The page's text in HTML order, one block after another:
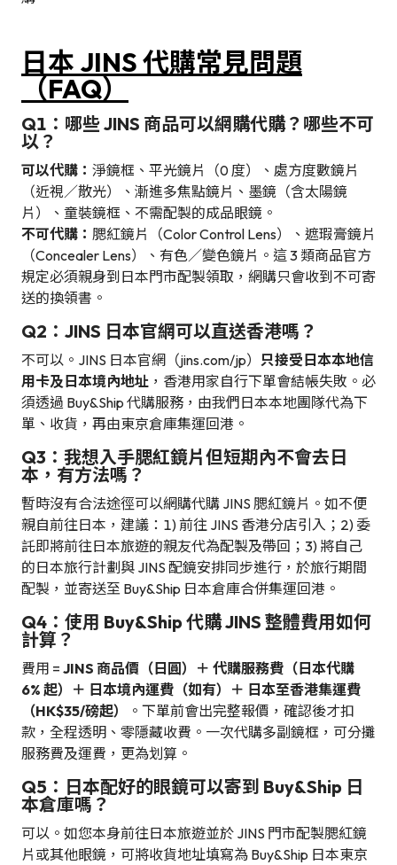
日本 JINS 代購常見問題
（FAQ）
Q1：哪些 JINS 商品可以網購代購？哪些不可
以？
可以代購： 淨鏡框、平光鏡片（0 度）、處方度數鏡片
（近視／散光）、漸進多焦點鏡片、墨鏡（含太陽鏡
片）、童裝鏡框、不需配製的成品眼鏡。
不可代購： 腮紅鏡片（Color Control Lens）、遮瑕膏鏡片
（Concealer Lens）、有色／變色鏡片。這 3 類商品官方
規定必須親身到日本門市配製領取，網購只會收到不可寄
送的換領書。
Q2：JINS 日本官網可以直送香港嗎？
不可以。JINS 日本官網（jins.com/jp） 只接受日本本地信
用卡及日本境內地址 ，香港用家自行下單會結帳失敗。必
須透過 Buy&Ship 代購服務，由我們日本本地團隊代為下
單、收貨，再由東京倉庫集運回港。
Q3：我想入手腮紅鏡片但短期內不會去日
本，有方法嗎？
暫時沒有合法途徑可以網購代購 JINS 腮紅鏡片。如不便
親自前往日本，建議：1) 前往 JINS 香港分店引入；2) 委
託即將前往日本旅遊的親友代為配製及帶回；3) 將自己
的日本旅行計劃與 JINS 配鏡安排同步進行，於旅行期間
配製，並寄送至 Buy&Ship 日本倉庫合併集運回港。
Q4：使用 Buy&Ship 代購 JINS 整體費用如何
計算？
費用 = JINS 商品價（日圓）＋ 代購服務費（日本代購
6% 起）＋ 日本境內運費（如有）＋ 日本至香港集運費
（HK$35/磅起）
。下單前會出完整報價，確認後才扣
款，全程透明、零隱藏收費。一次代購多副鏡框，可分攤
服務費及運費，更為划算。
Q5：日本配好的眼鏡可以寄到 Buy&Ship 日
本倉庫嗎？
可以。如您本身前往日本旅遊並於 JINS 門市配製腮紅鏡
片或其他眼鏡，可將收貨地址填寫為 Buy&Ship 日本東京